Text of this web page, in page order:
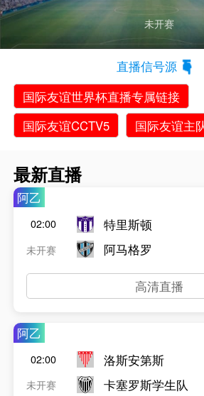
未开赛
直播信号源
国际友谊世界杯直播专属链接
国际友谊CCTV5
国际友谊主
最新直播
阿乙
02:00
未开赛
特里斯顿
阿马格罗
高清直播
阿乙
02:00
未开赛
洛斯安第斯
卡塞罗斯学生队